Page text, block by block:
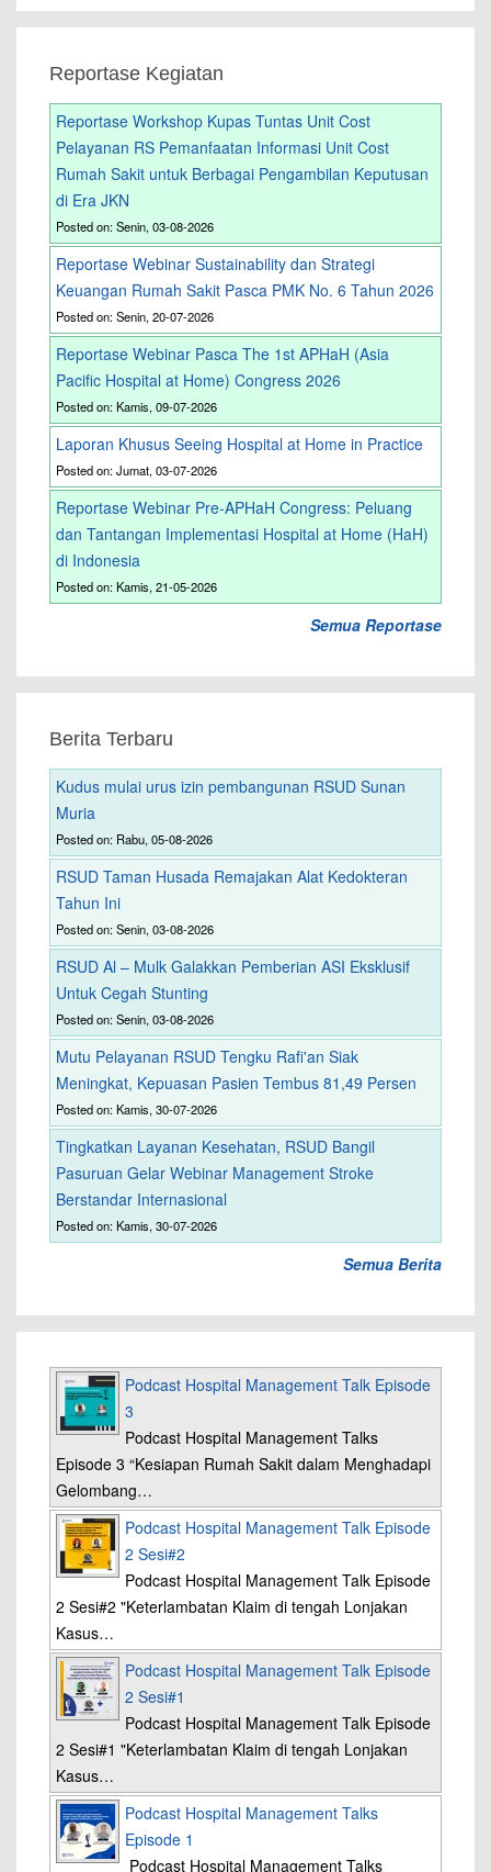
Reportase Kegiatan
Reportase Workshop Kupas Tuntas Unit Cost
Pelayanan RS Pemanfaatan Informasi Unit Cost
Rumah Sakit untuk Berbagai Pengambilan Keputusan
di Era JKN
Posted on: Senin, 03-08-2026
Reportase Webinar Sustainability dan Strategi
Keuangan Rumah Sakit Pasca PMK No. 6 Tahun 2026
Posted on: Senin, 20-07-2026
Reportase Webinar Pasca The 1st APHaH (Asia
Pacific Hospital at Home) Congress 2026
Posted on: Kamis, 09-07-2026
Laporan Khusus Seeing Hospital at Home in Practice
Posted on: Jumat, 03-07-2026
Reportase Webinar Pre-APHaH Congress: Peluang
dan Tantangan Implementasi Hospital at Home (HaH)
di Indonesia
Posted on: Kamis, 21-05-2026
Semua Reportase
Berita Terbaru
Kudus mulai urus izin pembangunan RSUD Sunan
Muria
Posted on: Rabu, 05-08-2026
RSUD Taman Husada Remajakan Alat Kedokteran
Tahun Ini
Posted on: Senin, 03-08-2026
RSUD Al – Mulk Galakkan Pemberian ASI Eksklusif
Untuk Cegah Stunting
Posted on: Senin, 03-08-2026
Mutu Pelayanan RSUD Tengku Rafi'an Siak
Meningkat, Kepuasan Pasien Tembus 81,49 Persen
Posted on: Kamis, 30-07-2026
Tingkatkan Layanan Kesehatan, RSUD Bangil
Pasuruan Gelar Webinar Management Stroke
Berstandar Internasional
Posted on: Kamis, 30-07-2026
Semua Berita
Podcast Hospital Management Talk Episode
3
Podcast Hospital Management Talks
Episode 3 “Kesiapan Rumah Sakit dalam Menghadapi
Gelombang…
Podcast Hospital Management Talk Episode
2 Sesi#2
Podcast Hospital Management Talk Episode
2 Sesi#2 "Keterlambatan Klaim di tengah Lonjakan
Kasus…
Podcast Hospital Management Talk Episode
2 Sesi#1
Podcast Hospital Management Talk Episode
2 Sesi#1 "Keterlambatan Klaim di tengah Lonjakan
Kasus…
Podcast Hospital Management Talks
Episode 1
Podcast Hospital Management Talks